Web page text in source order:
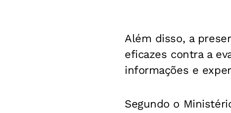
Além disso, a
eficazes contra a
informações e
Segundo o